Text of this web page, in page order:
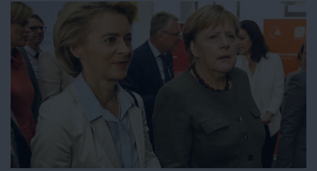
Lagarde, foi designada presidente do Banco Central
Europeu. Duas mulheres politicamente de extrema-
direita deixando atrás de si, em lugares que ocuparam
recentemente, rastos de incompetência, clientelismo e
corrupção. Tais nomeações, contudo, foram enaltecidas
como grandes passos para a igualdade de género. Uma
mistificação no meio da nuvem cerrada de mistificações
em que se move a União Europeia.